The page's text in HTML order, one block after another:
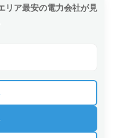
リア最安の電力会社が見